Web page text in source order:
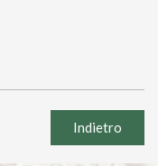
Indietro